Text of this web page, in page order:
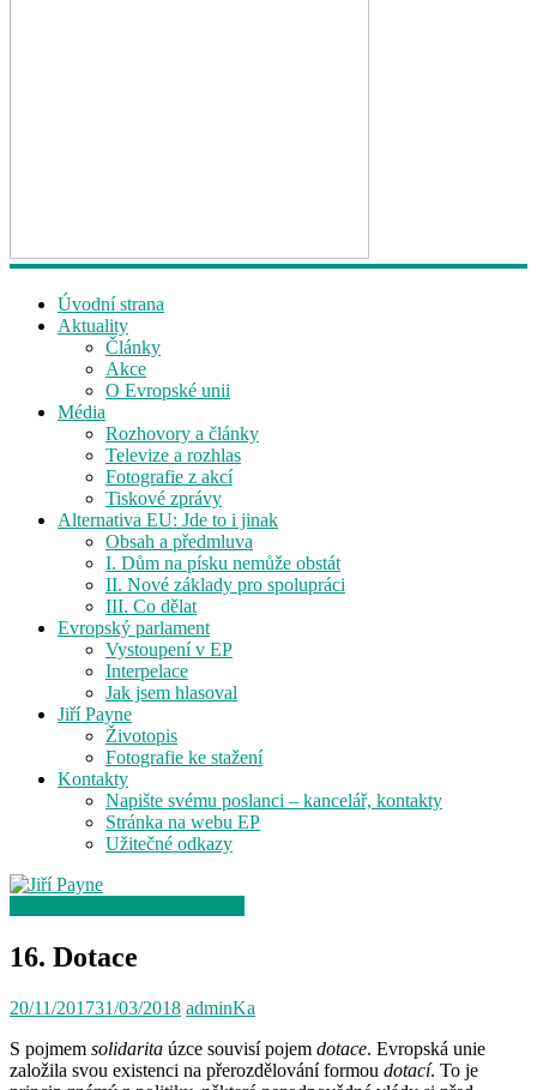
Úvodní strana
Aktuality
Články
Akce
O Evropské unii
Média
Rozhovory a články
Televize a rozhlas
Fotografie z akcí
Tiskové zprávy
Alternativa EU: Jde to i jinak
Obsah a předmluva
I. Dům na písku nemůže obstát
II. Nové základy pro spolupráci
III. Co dělat
Evropský parlament
Vystoupení v EP
Interpelace
Jak jsem hlasoval
Jiří Payne
Životopis
Fotografie ke stažení
Kontakty
Napište svému poslanci – kancelář, kontakty
Stránka na webu EP
Užitečné odkazy
16. Dotace
20/11/201731/03/2018 adminKa
S pojmem solidarita úzce souvisí pojem dotace. Evropská unie
založila svou existenci na přerozdělování formou dotací. To je